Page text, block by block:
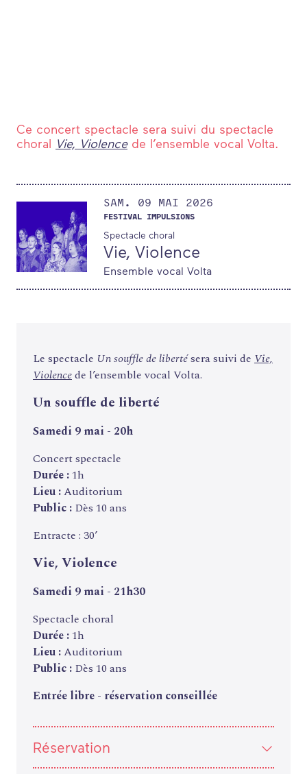
Ce concert spectacle sera suivi du spectacle
choral Vie, Violencede l’ensemble vocal Volta.
SAMEDI
SAM. 09 MAI
MAI 2026
FESTIVAL IMPULSIONS
Spectacle choral
Vie, Violence
Ensemble vocal Volta
Le spectacle Un souffle de libertésera suivi de Vie,
Violencede l’ensemble vocal Volta.
Un souffle de liberté
Samedi 9 mai - 20h
Concert spectacle
Durée :1h
Lieu :Auditorium
Public : Dès 10 ans
Entracte : 30’
Vie, Violence
Samedi 9 mai - 21h30
Spectacle choral
Durée :1h
Lieu :Auditorium
Public : Dès 10 ans
Entrée libre - réservation conseillée
Réservation
QUI SOMMES-NOUS ?
RECHERCHE
CONTACT
AGENDA
PETITES ANNONCES ET OFFRES D'EMPLOI
ANNUAIRE